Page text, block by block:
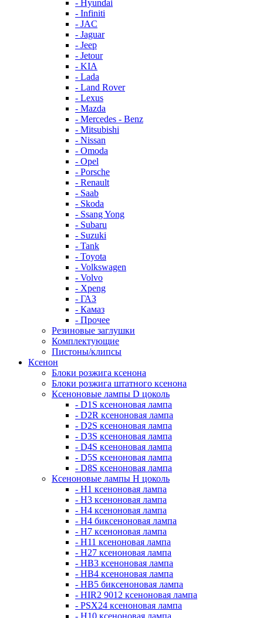
- Hyundai
- Infiniti
- JAC
- Jaguar
- Jeep
- Jetour
- KIA
- Lada
- Land Rover
- Lexus
- Mazda
- Mercedes - Benz
- Mitsubishi
- Nissan
- Omoda
- Opel
- Porsche
- Renault
- Saab
- Skoda
- Ssang Yong
- Subaru
- Suzuki
- Tank
- Toyota
- Volkswagen
- Volvo
- Xpeng
- ГАЗ
- Камаз
- Прочее
Резиновые заглушки
Комплектующие
Пистоны/клипсы
Ксенон
Блоки розжига ксенона
Блоки розжига штатного ксенона
Ксеноновые лампы D цоколь
- D1S ксеноновая лампа
- D2R ксеноновая лампа
- D2S ксеноновая лампа
- D3S ксеноновая лампа
- D4S ксеноновая лампа
- D5S ксеноновая лампа
- D8S ксеноновая лампа
Ксеноновые лампы Н цоколь
- H1 ксеноновая лампа
- H3 ксеноновая лампа
- H4 ксеноновая лампа
- H4 биксеноновая лампа
- H7 ксеноновая лампа
- H11 ксеноновая лампа
- H27 ксеноновая лампа
- HB3 ксеноновая лампа
- HB4 ксеноновая лампа
- HB5 биксеноновая лампа
- HIR2 9012 ксеноновая лампа
- PSX24 ксеноновая лампа
- H10 ксеноновая лампа